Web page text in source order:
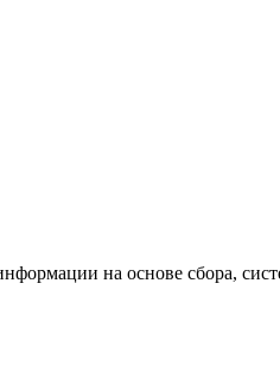
на основе сбора,